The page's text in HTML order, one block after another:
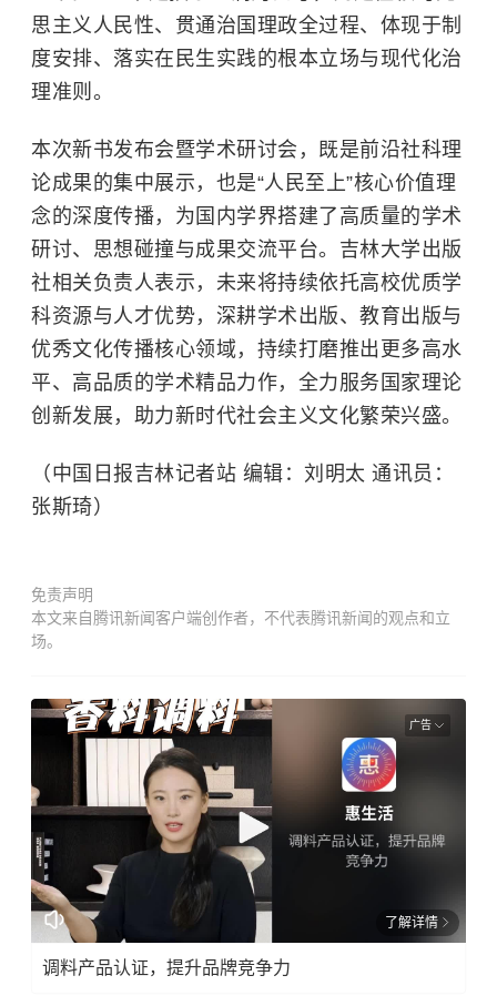
思主义人民性、贯通治国理政全过程、体现于制
度安排、落实在民生实践的根本立场与现代化治
理准则。
本次新书发布会暨学术研讨会，既是前沿社科理
论成果的集中展示，也是“人民至上”核心价值理
念的深度传播，为国内学界搭建了高质量的学术
研讨、思想碰撞与成果交流平台。 吉林大学出版
社相关负责人表示，未来将持续依托高校优质学
科资源与人才优势，深耕学术出版、教育出版与
优秀文化传播核心领域，持续打磨推出更多高水
平、高品质的学术精品力作，全力服务国家理论
创新发展，助力新时代社会主义文化繁荣兴盛。
（中国日报吉林记者站 编辑：刘明太 通讯员：
张斯琦）
免责声明
本文来自腾讯新闻客户端创作者，不代表腾讯新闻的观点和立
场。
广告
了解详情
调料产品认证，提升品牌竞争力